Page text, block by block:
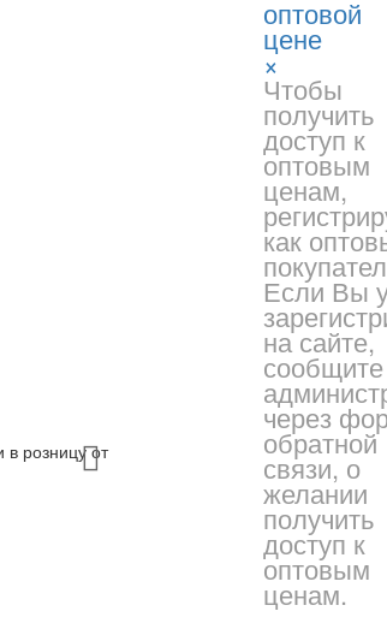
оптовой
цене
×
Чтобы
получить
доступ к
оптовым
ценам,
как
Если Вы
на сайте,
сообщите
через
обратной
связи, о
желании
получить
доступ к
оптовым
ценам.